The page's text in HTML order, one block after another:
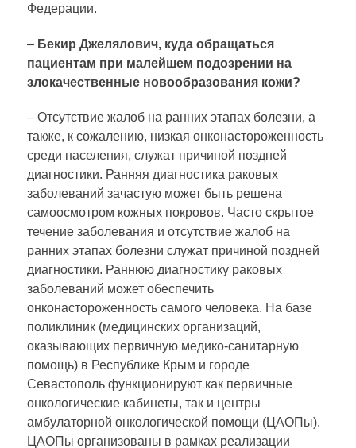
Федерации.
– Бекир Джелялович, куда обращаться
пациентам при малейшем подозрении на
злокачественные новообразования кожи?
– Отсутствие жалоб на ранних этапах болезни, а
также, к сожалению, низкая онконастороженность
среди населения, служат причиной поздней
диагностики. Ранняя диагностика раковых
заболеваний зачастую может быть решена
самоосмотром кожных покровов. Часто скрытое
течение заболевания и отсутствие жалоб на
ранних этапах болезни служат причиной поздней
диагностики. Раннюю диагностику раковых
заболеваний может обеспечить
онконастороженность самого человека. На базе
поликлиник (медицинских организаций,
оказывающих первичную медико-санитарную
помощь) в Республике Крым и городе
Севастополь функционируют как первичные
онкологические кабинеты, так и центры
амбулаторной онкологической помощи (ЦАОПы).
ЦАОПы организованы в рамках реализации